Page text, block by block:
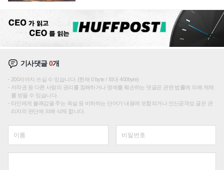
기사댓글0개
200자까지 쓰실 수 있습니다. (현재 0 byte / 최대 400byte)
저작권 등 다른 사람의 권리를 침해하거나 명예를 훼손하는 댓글은 관련 법률에 의해 제재
를 받을 수 있습니다.
타인에게 불쾌감을 주는 욕설 등 비하하는 단어가 내용에 포함되거나 인신공격성 글은 관
리자의 판단에 의해 삭제 합니다.